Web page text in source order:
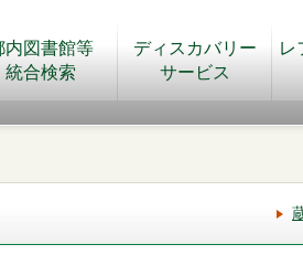
内図書館等
統合検索
ディスカバリー
サービス
レ